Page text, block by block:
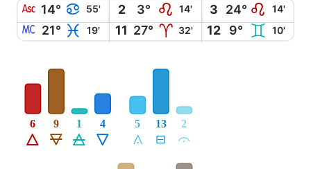
W 14° D 55' 2 3° E 14' 3 24° E 14'
X 21° L 19' 11 27° A 32' 12 9° C 10'
Á
6
Ë
9
Ô
1
Ê
4
Å
5
É
13
Ă
2